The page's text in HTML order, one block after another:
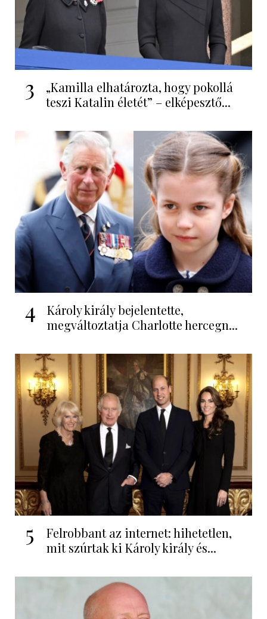
3
„Kamilla elhatározta, hogy pokollá
teszi Katalin életét” – elképesztő...
4
Károly király bejelentette,
megváltoztatja Charlotte hercegn...
5
Felrobbant az internet: hihetetlen,
mit szúrtak ki Károly király és...